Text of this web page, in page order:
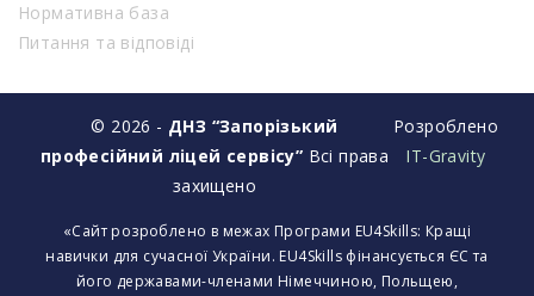
Нормативна база
Питання та відповіді
© 2026 - ДНЗ “Запорізький
професійний ліцей сервісу” Всі права
захищено
Розроблено
IT-Gravity
«Сайт розроблено в межах Програми EU4Skills: Кращі
навички для сучасної України. EU4Skills фінансується ЄС та
його державами-членами Німеччиною, Польщею,